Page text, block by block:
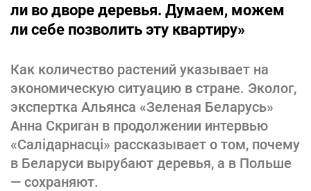
ли во дворе деревья. Думаем, можем
ли себе позволить эту квартиру»
Как количество растений указывает на
экономическую ситуацию в стране. Эколог,
экспертка Альянса «Зеленая Беларусь»
Анна Скриган в продолжении интервью
«Салідарнасці» рассказывает о том, почему
в Беларуси вырубают деревья, а в Польше
— сохраняют.